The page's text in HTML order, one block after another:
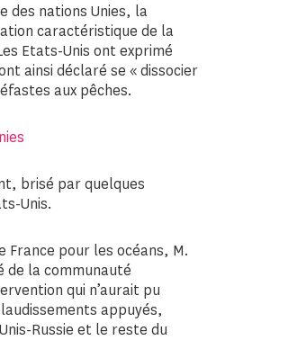
des nations Unies, la
caractéristique de la
Etats-Unis ont exprimé
ainsi déclaré se « dissocier
aux pêches.
brisé par quelques
Unis.
pour les océans, M.
de la communauté
qui n’aurait pu
appuyés,
Russie et le reste du